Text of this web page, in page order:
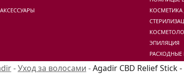
ЭПИЛЯЦИЯ
-Уход за волосами -Agadir CBD Relief Stick